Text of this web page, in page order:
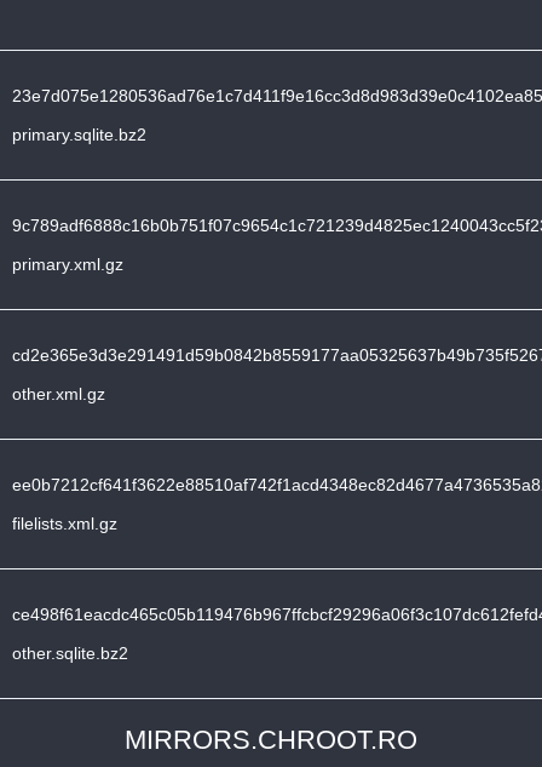
primary.sqlite.bz2
primary.xml.gz
other.xml.gz
filelists.xml.gz
other.sqlite.bz2
MIRRORS.CHROOT.RO